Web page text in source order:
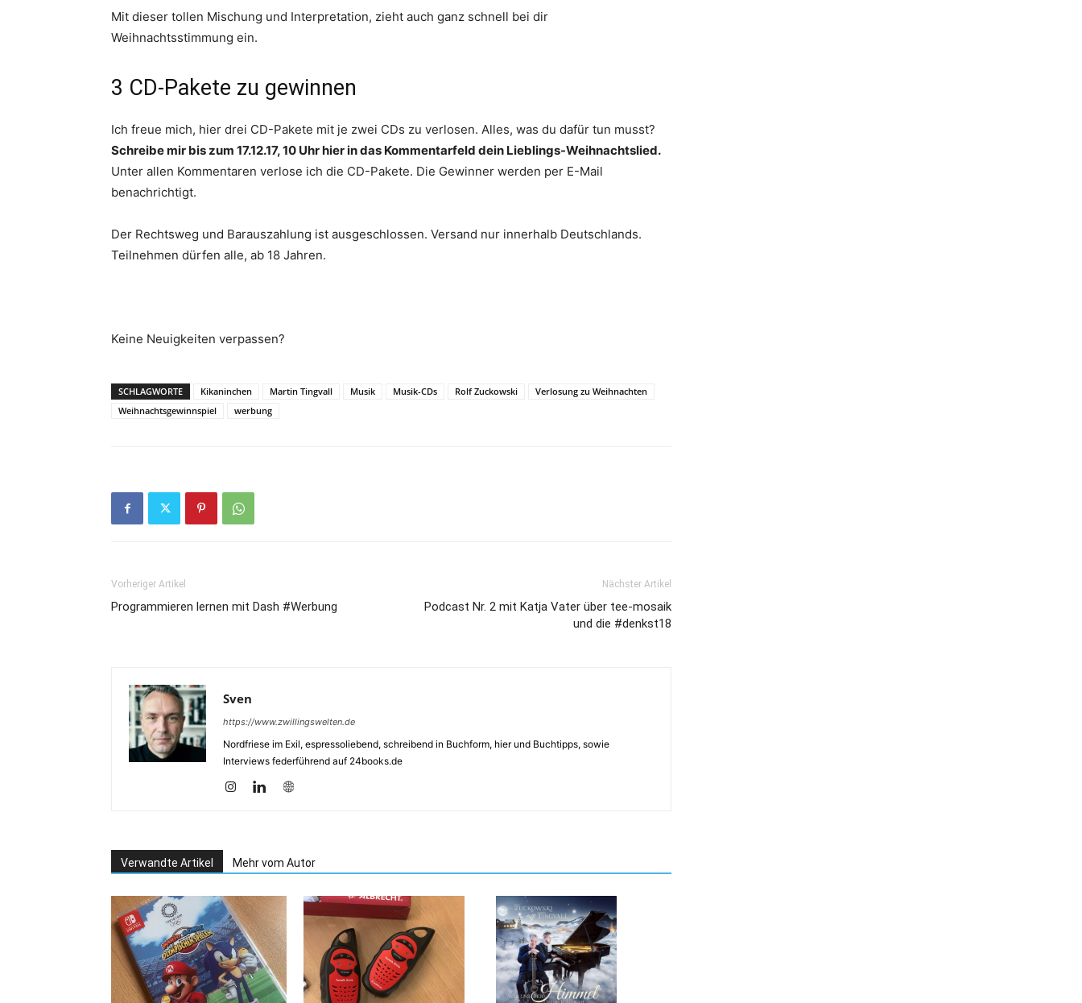
Mit dieser tollen Mischung und Interpretation, zieht auch ganz schnell bei dir
Weihnachtsstimmung ein.
3 CD-Pakete zu gewinnen
Ich freue mich, hier drei CD-Pakete mit je zwei CDs zu verlosen. Alles, was du dafür tun musst?
Schreibe mir bis zum 17.12.17, 10 Uhr hier in das Kommentarfeld dein Lieblings-Weihnachtslied.
Unter allen Kommentaren verlose ich die CD-Pakete. Die Gewinner werden per E-Mail
benachrichtigt.
Der Rechtsweg und Barauszahlung ist ausgeschlossen. Versand nur innerhalb Deutschlands.
Teilnehmen dürfen alle, ab 18 Jahren.
Keine Neuigkeiten verpassen?
SCHLAGWORTE Kikaninchen Martin Tingvall Musik Musik-CDs Rolf Zuckowski
Verlosung zu Weihnachten
Weihnachtsgewinnspiel
werbung
Vorheriger Artikel
Programmieren lernen mit Dash #Werbung
Nächster Artikel
Podcast Nr. 2 mit Katja Vater über tee-mosaik
und die #denkst18
Sven
https://www.zwillingswelten.de
Nordfriese im Exil, espressoliebend, schreibend in Buchform, hier und Buchtipps, sowie
Interviews federführend auf 24books.de
Verwandte Artikel Mehr vom Autor